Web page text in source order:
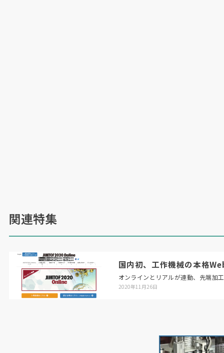
関連特集
国内初、工作機械の本格
オンラインとリアルが連動、先端加
2020年11月26日